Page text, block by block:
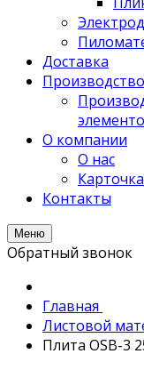
Доставка
Производство
О компании
О нас
Контакты
Меню
Обратный звонок
Главная
Листовой
Плита OSB-3